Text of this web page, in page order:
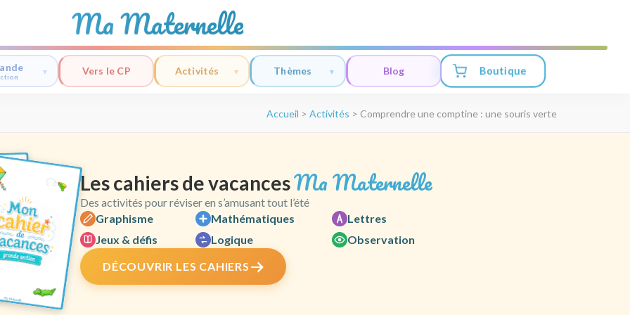
Ma Maternelle
Vers le CP Activités Thèmes Blog Boutique
Accueil > Activités > Comprendre une comptine : une souris verte
Les cahiers de vacancesMa Maternelle
Des activités pour réviser en s’amusant tout l’été
Graphisme
Mathématiques
Lettres
Jeux & défis
Logique
Observation
DÉCOUVRIR LES CAHIERS